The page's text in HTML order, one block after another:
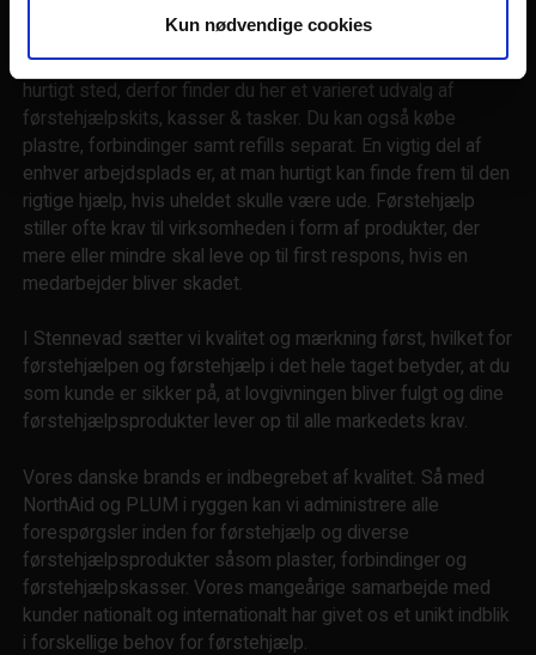
Kun nødvendige cookies
førstehjælp
Når ulykken sker, er det vigtigt at førstehjælpen finder
hurtigt sted, derfor finder du her et varieret udvalg af
førstehjælpskits, kasser & tasker. Du kan også købe
plastre, forbindinger samt refills separat. En vigtig del af
enhver arbejdsplads er, at man hurtigt kan finde frem til den
rigtige hjælp, hvis uheldet skulle være ude. Førstehjælp
stiller ofte krav til virksomheden i form af produkter, der
mere eller mindre skal leve op til first respons, hvis en
medarbejder bliver skadet.
I Stennevad sætter vi kvalitet og mærkning først, hvilket for
førstehjælpen og førstehjælp i det hele taget betyder, at du
som kunde er sikker på, at lovgivningen bliver fulgt og dine
førstehjælpsprodukter lever op til alle markedets krav.
Vores danske brands er indbegrebet af kvalitet. Så med
NorthAid og PLUM i ryggen kan vi administrere alle
forespørgsler inden for førstehjælp og diverse
førstehjælpsprodukter såsom plaster, forbindinger og
førstehjælpskasser. Vores mangeårige samarbejde med
kunder nationalt og internationalt har givet os et unikt indblik
i forskellige behov for førstehjælp.